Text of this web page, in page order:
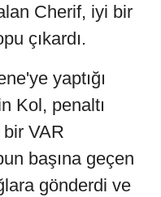
Cherif, iyi bir
çıkardı.
yaptığı
Kol, penaltı
bir VAR
başına geçen
gönderdi ve